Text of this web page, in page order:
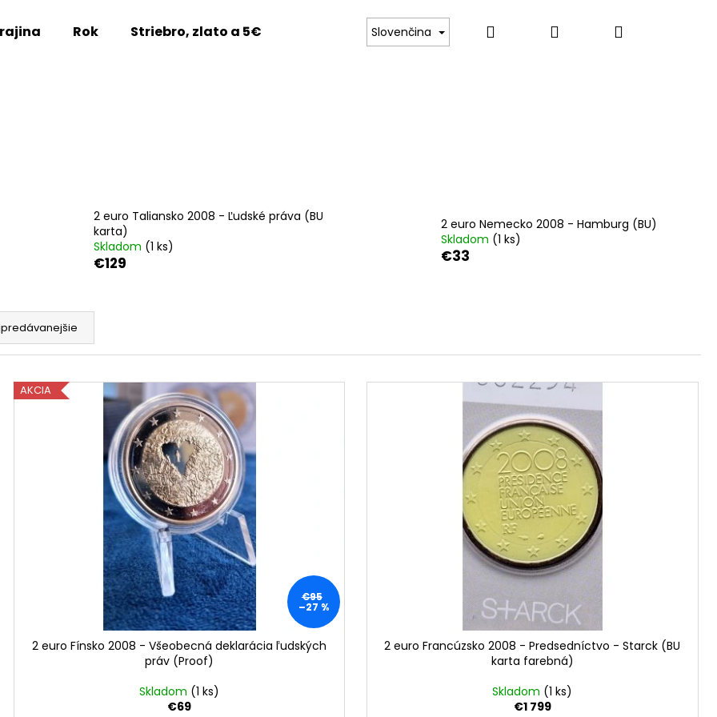
Rok Striebro, zlato a 5€ Vzácne mince Darčekové poukazy Kontakt
Slovenčina Hľadať PrihlásenieNákupný
2 euro Taliansko 2008 - Ľudské práva (BU
karta)
Skladom (1 ks)
€129
2 euro Nemecko 2008 - Hamburg (BU)
Skladom (1 ks)
€33
AKCIA
€95
–27 %
2 euro Fínsko 2008 - Všeobecná deklarácia ľudských
práv (Proof)
Skladom (1 ks)
€69
2 euro Francúzsko 2008 - Predsedníctvo - Starck (BU
karta farebná)
Skladom (1 ks)
€1 799
Odporúčame
EURO FRANCÚZSKO 2026 -
(FDC)
€3,10
OLYMPIJSKÉ HRY (PRVÁ MINCA) (BU